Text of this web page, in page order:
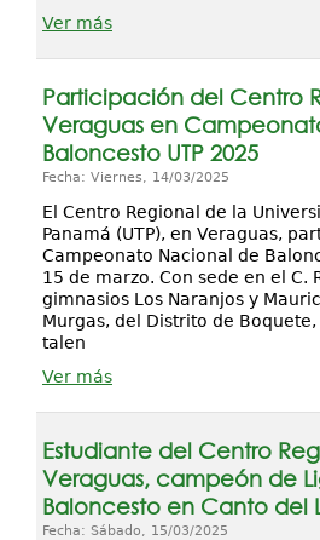
Ver más
Participación del Centro
Veraguas en
Baloncesto UTP 2025
Fecha: Viernes, 14/03/2025
El Centro Regional de la
Panamá (UTP), en Veraguas,
Campeonato Nacional de
15 de marzo. Con sede en el C.
gimnasios Los Naranjos y
Murgas, del Distrito de
talen
Ver más
Estudiante del Centro
Veraguas, campeón de
Baloncesto en Canto del
Fecha: Sábado, 15/03/2025